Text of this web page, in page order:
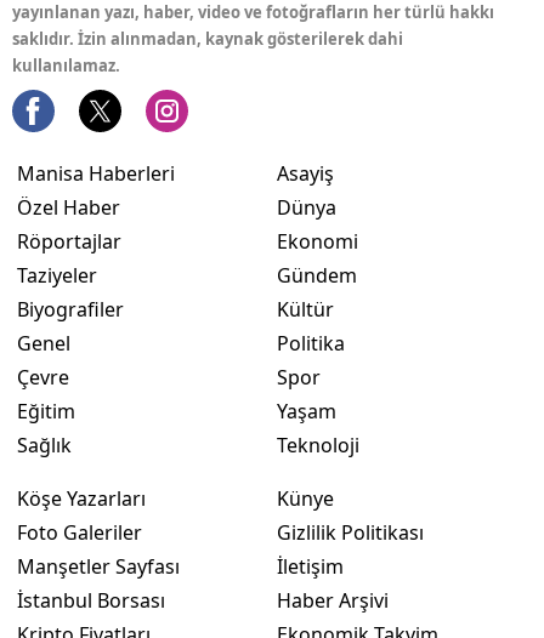
yayınlanan yazı, haber, video ve fotoğrafların her türlü hakkı
saklıdır. İzin alınmadan, kaynak gösterilerek dahi
kullanılamaz.
Manisa Haberleri
Özel Haber
Röportajlar
Taziyeler
Biyografiler
Genel
Çevre
Eğitim
Sağlık
Asayiş
Dünya
Ekonomi
Gündem
Kültür
Politika
Spor
Yaşam
Teknoloji
Köşe Yazarları
Foto Galeriler
Manşetler Sayfası
İstanbul Borsası
Künye
Gizlilik Politikası
İletişim
Haber Arşivi